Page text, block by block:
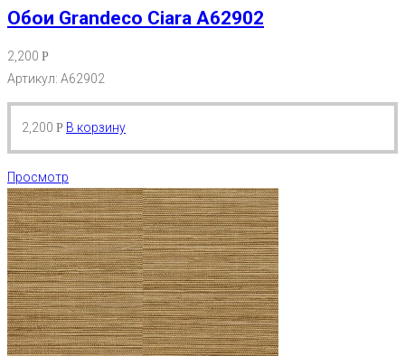
Обои Grandeco Ciara A62902
2,200 Р
Артикул: A62902
2,200 Р В корзину
Просмотр